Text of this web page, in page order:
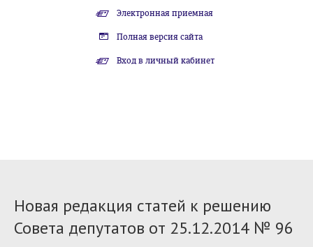
Электронная приемная
Полная версия сайта
Вход в личный кабинет
Новая редакция статей к решению
Совета депутатов от 25.12.2014 № 96